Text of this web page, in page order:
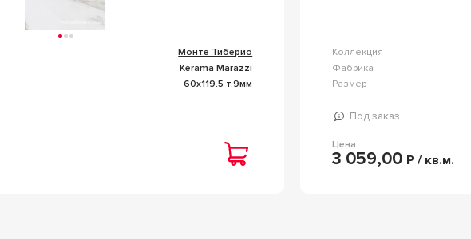
Монте Тиберио
Kerama Marazzi
60x119.5 т.9мм
Коллекция
Фабрика
Размер
Под заказ
Цена
3 059,00 Р / кв.м.